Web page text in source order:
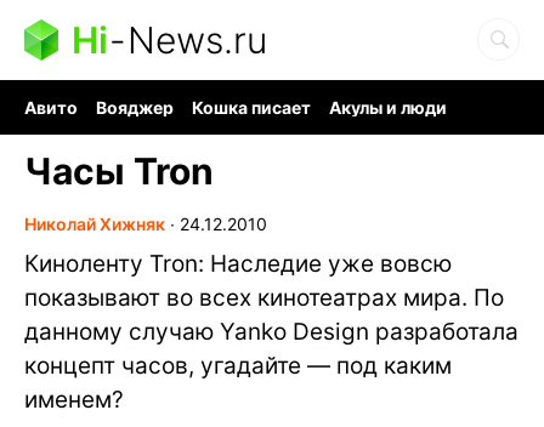
Hi-News.ru
Авито Вояджер Кошка писает
Акулы и люди
Часы Tron
Николай Хижняк ∙ 24.12.2010
Киноленту Tron: Наследие уже вовсю
показывают во всех кинотеатрах мира. По
данному случаю Yanko Design разработала
концепт часов, угадайте — под каким
именем?